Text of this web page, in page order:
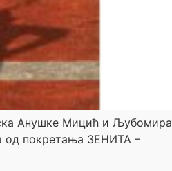
Анушке Мицић и Љубомира
од покретања ЗЕНИТА –